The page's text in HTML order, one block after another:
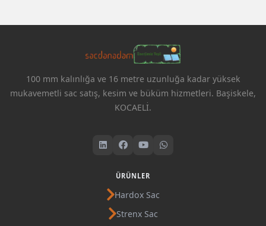
100 mm kalınlığa ve 16 metre uzunluğa kadar yüksek
mukavemetli sac satış, kesim ve büküm hizmetleri. Başiskele,
KOCAELİ.
ÜRÜNLER
Hardox Sac
Strenx Sac